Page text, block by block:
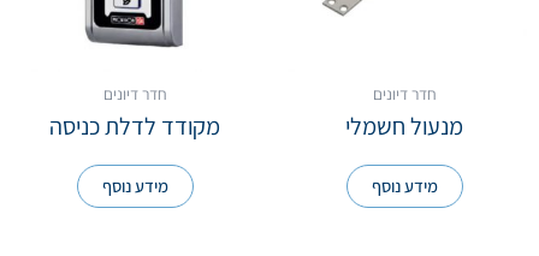
חדר דיונים
מנעול חשמלי
מידע נוסף
חדר דיונים
מקודד לדלת כניסה
מידע נוסף